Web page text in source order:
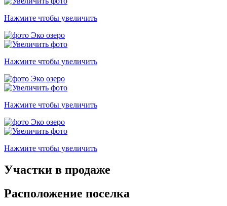
Нажмите чтобы увеличить
Нажмите чтобы увеличить
Нажмите чтобы увеличить
Нажмите чтобы увеличить
Участки в продаже
Расположение поселка